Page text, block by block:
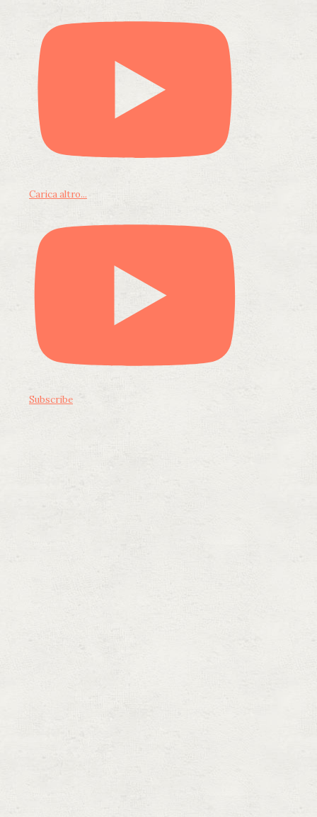
Carica altro...
Subscribe